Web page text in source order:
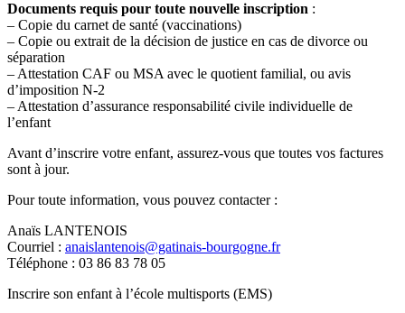
Documents requis pour toute nouvelle inscription :
– Copie du carnet de santé (vaccinations)
– Copie ou extrait de la décision de justice en cas de divorce ou
séparation
– Attestation CAF ou MSA avec le quotient familial, ou avis
d’imposition N-2
– Attestation d’assurance responsabilité civile individuelle de
l’enfant
Avant d’inscrire votre enfant, assurez-vous que toutes vos factures
sont à jour.
Pour toute information, vous pouvez contacter :
Anaïs LANTENOIS
Courriel : anaislantenois@gatinais-bourgogne.fr
Téléphone : 03 86 83 78 05
Inscrire son enfant à l’école multisports (EMS)